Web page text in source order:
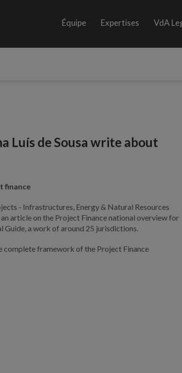
Équipe Expertises VdA
Luís de Sousa write about
finance
- Infrastructures, Energy & Natural Resources
article on the Project Finance national overview for
a work of around 25 jurisdictions.
framework of the Project Finance